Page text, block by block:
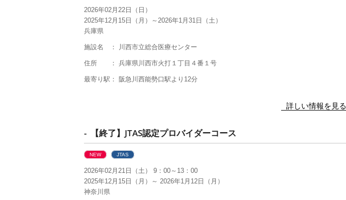
2026年02月22日（日）
2025年12月15日（月）～2026年1月31日（土）
兵庫県
施設名 ： 川西市立総合医療センター
住所 ： 兵庫県川西市火打１丁目４番１号
最寄り駅： 阪急川西能勢口駅より12分
詳しい情報を見る
- 【終了】JTAS認定プロバイダーコース
NEW JTAS
2026年02月21日（土） 9：00～13：00
2025年12月15日（月）～ 2026年1月12日（月）
神奈川県